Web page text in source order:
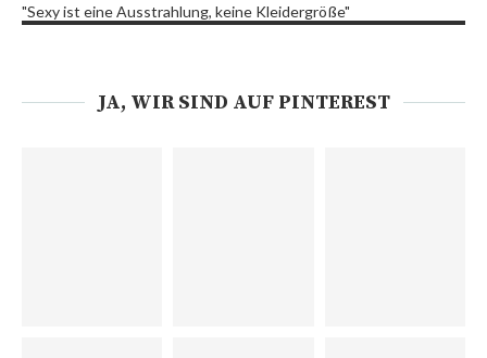
"Sexy ist eine Ausstrahlung, keine Kleidergröße"
JA, WIR SIND AUF PINTEREST